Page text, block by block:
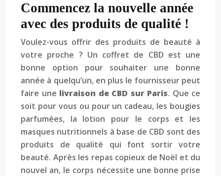
Commencez la nouvelle année
avec des produits de qualité !
Voulez-vous offrir des produits de beauté à
votre proche ? Un coffret de CBD est une
bonne option pour souhaiter une bonne
année à quelqu’un, en plus le fournisseur peut
faire une livraison de CBD sur Paris. Que ce
soit pour vous ou pour un cadeau, les bougies
parfumées, la lotion pour le corps et les
masques nutritionnels à base de CBD sont des
produits de qualité qui font sortir votre
beauté. Après les repas copieux de Noël et du
nouvel an, le corps nécessite une bonne prise